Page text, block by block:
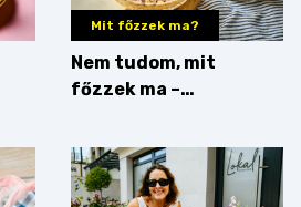
Mit főzzek ma?
Nem tudom, mit
főzzek ma –